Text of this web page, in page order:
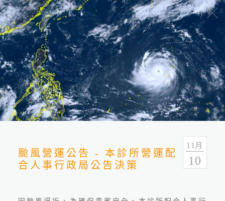
最新消息
分類 全部 最新活動 立達新聞
颱風營運公告 - 本診所營運配
合人事行政局公告決策
11 月
10